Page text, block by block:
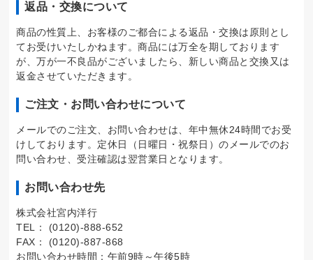
返品・交換について
商品の性質上、お客様のご都合による返品・交換は原則とし
てお受けいたしかねます。商品には万全を期しております
が、万が一不良品がございましたら、新しい商品と交換又は
返金させていただきます。
ご注文・お問い合わせについて
メールでのご注文、お問い合わせは、年中無休24時間でお受
けしております。定休日（日曜日・祝祭日）のメールでのお
問い合わせ、受注確認は翌営業日となります。
お問い合わせ先
株式会社宮内洋行
TEL： (0120)-888-652
FAX： (0120)-887-868
お問い合わせ時間：午前9時～午後5時